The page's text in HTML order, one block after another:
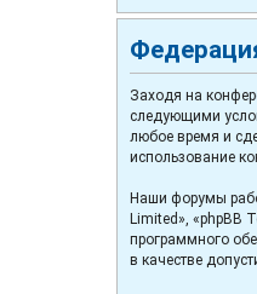
Заходя на
следующими
любое время и
использование
Наши форумы
Limited», «phpBB
программного
в качестве